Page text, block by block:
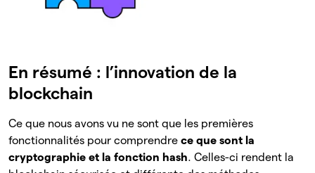
En résumé : l’innovation de la
blockchain
Ce que nous avons vu ne sont que les premières
fonctionnalités pour comprendre ce que sont la
cryptographie et la fonction hash. Celles-ci rendent la